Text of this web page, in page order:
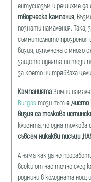
ентусиазъм и решихме да
творческа кампания ,
познати намаления. Така,
съмнителните прозрения
визия, изпълнена с много
защото идеята ни този
за което ни трябваха
КампаниятаЗимни
Burgas този пъте
визия са толкова
клиента, че една
съвсем никакви писъци
А няма как да не
всеки от нас точно след
роднини в коледната нощ